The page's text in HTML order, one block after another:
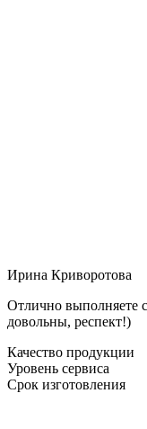
Ирина Криворотова
Отлично выполняете
довольны, респект!)
Качество продукции
Уровень сервиса
Срок изготовления